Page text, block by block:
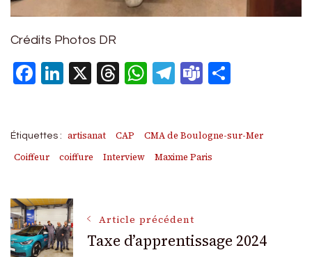
Crédits Photos DR
Facebook
LinkedIn
X Threads
WhatsApp
Telegram
Teams
Étiquettes : artisanat CAP
CMA de Boulogne-sur-Mer
Coiffeur
coiffure Interview Maxime Paris
Navigation
Article précédent
Taxe d’apprentissage 2024